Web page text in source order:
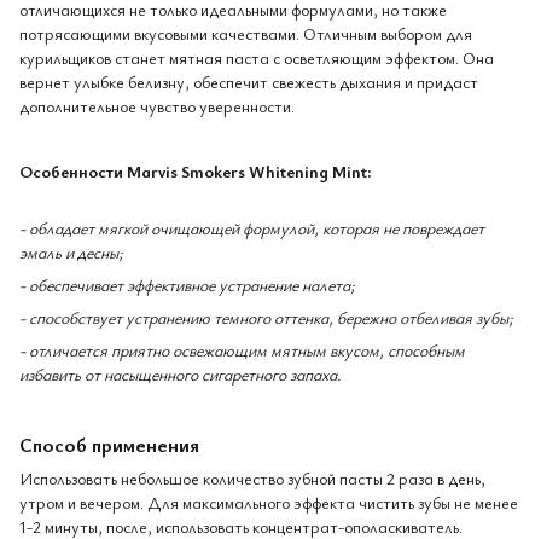
отличающихся не только идеальными формулами, но также
потрясающими вкусовыми качествами. Отличным выбором для
курильщиков станет мятная паста с осветляющим эффектом. Она
вернет улыбке белизну, обеспечит свежесть дыхания и придаст
дополнительное чувство уверенности.
Особенности Marvis Smokers Whitening Mint:
- обладает мягкой очищающей формулой, которая не повреждает
эмаль и десны;
- обеспечивает эффективное устранение налета;
- способствует устранению темного оттенка, бережно отбеливая зубы;
- отличается приятно освежающим мятным вкусом, способным
избавить от насыщенного сигаретного запаха.
Способ применения
Использовать небольшое количество зубной пасты 2 раза в день,
утром и вечером. Для максимального эффекта чистить зубы не менее
1-2 минуты, после, использовать концентрат-ополаскиватель.